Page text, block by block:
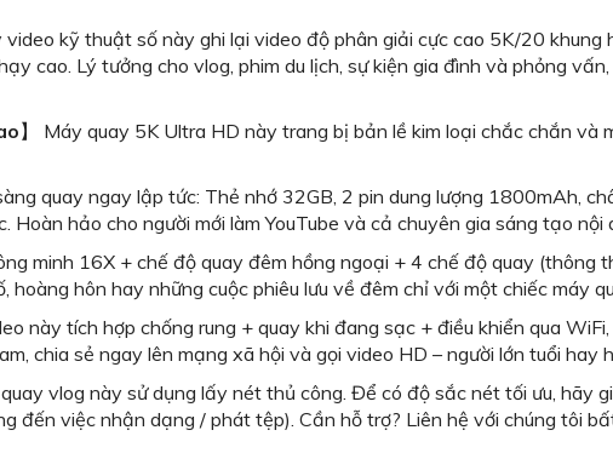
video kỹ thuật số này ghi lại video độ phân giải cực cao 5K/20 khung
cao. Lý tưởng cho vlog, phim du lịch, sự kiện gia đình và phỏng
】 Máy quay 5K Ultra HD này trang bị bản lề kim loại chắc chắn và
quay ngay lập tức: Thẻ nhớ 32GB, 2 pin dung lượng 1800mAh,
Hoàn hảo cho người mới làm YouTube và cả chuyên gia sáng tạo nội
minh 16X + chế độ quay đêm hồng ngoại + 4 chế độ quay (thông
hoàng hôn hay những cuộc phiêu lưu về đêm chỉ với một chiếc máy
này tích hợp chống rung + quay khi đang sạc + điều khiển qua
chia sẻ ngay lên mạng xã hội và gọi video HD – người lớn tuổi hay
vlog này sử dụng lấy nét thủ công. Để có độ sắc nét tối ưu, hãy
đến việc nhận dạng / phát tệp). Cần hỗ trợ? Liên hệ với chúng tôi